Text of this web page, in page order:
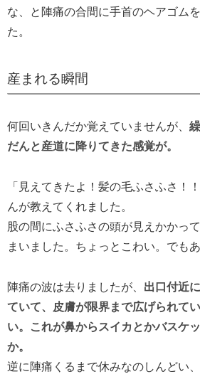
な、と陣痛の合間に手首のヘアゴム
た。
産まれる瞬間
何回いきんだか覚えていませんが、
だんと産道に降りてきた感覚が。
「見えてきたよ！髪の毛ふさふさ！
んが教えてくれました。
股の間にふさふさの頭が見えかかっ
まいました。ちょっとこわい。でもあ
陣痛の波は去りましたが、 出口付近
ていて、皮膚が限界まで広げられて
い。これが鼻からスイカとかバスケ
か。
逆に陣痛くるまで休みなのしんどい